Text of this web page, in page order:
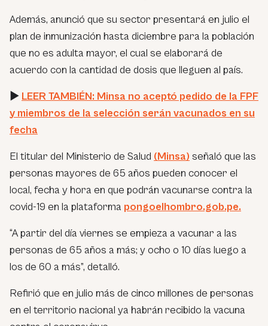
Además, anunció que su sector presentará en julio el
plan de inmunización hasta diciembre para la población
que no es adulta mayor, el cual se elaborará de
acuerdo con la cantidad de dosis que lleguen al país.
► LEER TAMBIÉN: Minsa no aceptó pedido de la FPF
y miembros de la selección serán vacunados en su
fecha
El titular del Ministerio de Salud (Minsa) señaló que las
personas mayores de 65 años pueden conocer el
local, fecha y hora en que podrán vacunarse contra la
covid-19 en la plataforma pongoelhombro.gob.pe.
“A partir del día viernes se empieza a vacunar a las
personas de 65 años a más; y ocho o 10 días luego a
los de 60 a más”, detalló.
Refirió que en julio más de cinco millones de personas
en el territorio nacional ya habrán recibido la vacuna